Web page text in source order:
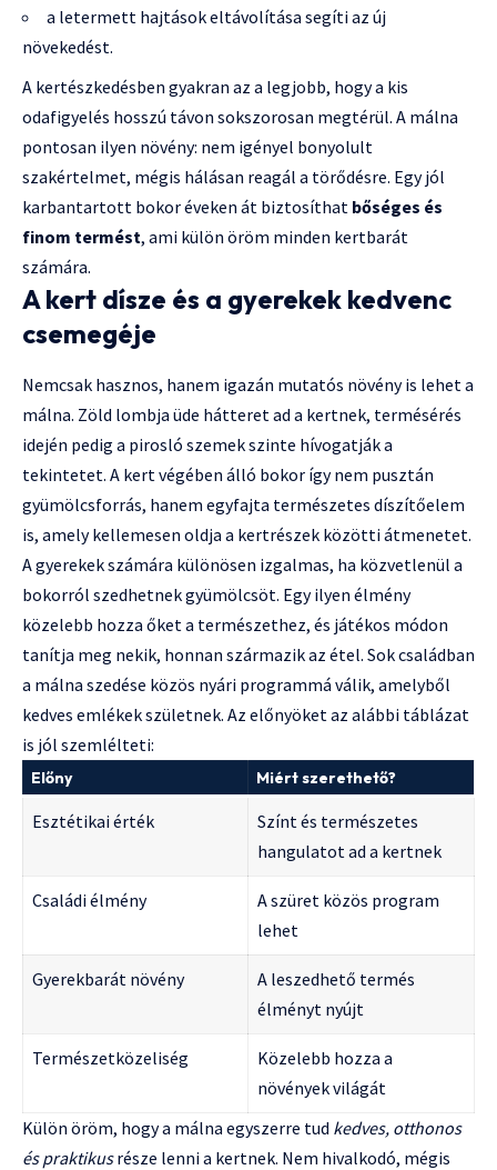
a letermett hajtások eltávolítása segíti az új
növekedést.
A kertészkedésben gyakran az a legjobb, hogy a kis
odafigyelés hosszú távon sokszorosan megtérül. A málna
pontosan ilyen növény: nem igényel bonyolult
szakértelmet, mégis hálásan reagál a törődésre. Egy jól
karbantartott bokor éveken át biztosíthat bőséges és
finom termést, ami külön öröm minden kertbarát
számára.
A kert dísze és a gyerekek kedvenc
csemegéje
Nemcsak hasznos, hanem igazán mutatós növény is lehet a
málna. Zöld lombja üde hátteret ad a kertnek, termésérés
idején pedig a pirosló szemek szinte hívogatják a
tekintetet. A kert végében álló bokor így nem pusztán
gyümölcsforrás, hanem egyfajta természetes díszítőelem
is, amely kellemesen oldja a kertrészek közötti átmenetet.
A gyerekek számára különösen izgalmas, ha közvetlenül a
bokorról szedhetnek gyümölcsöt. Egy ilyen élmény
közelebb hozza őket a természethez, és játékos módon
tanítja meg nekik, honnan származik az étel. Sok családban
a málna szedése közös nyári programmá válik, amelyből
kedves emlékek születnek. Az előnyöket az alábbi táblázat
is jól szemlélteti:
Előny Miért szerethető?
Esztétikai érték
Színt és természetes
hangulatot ad a kertnek
Családi élmény
A szüret közös program
lehet
Gyerekbarát növény
A leszedhető termés
élményt nyújt
Természetközeliség
Közelebb hozza a
növények világát
Külön öröm, hogy a málna egyszerre tud kedves, otthonos
és praktikusrésze lenni a kertnek. Nem hivalkodó, mégis